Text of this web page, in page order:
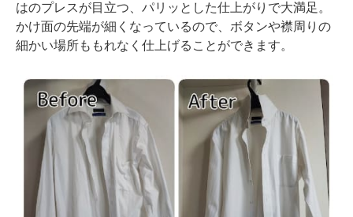
はのプレスが目立つ、パリッとした仕上がりで大満足。
かけ面の先端が細くなっているので、ボタンや襟周りの
細かい場所ももれなく仕上げることができます。